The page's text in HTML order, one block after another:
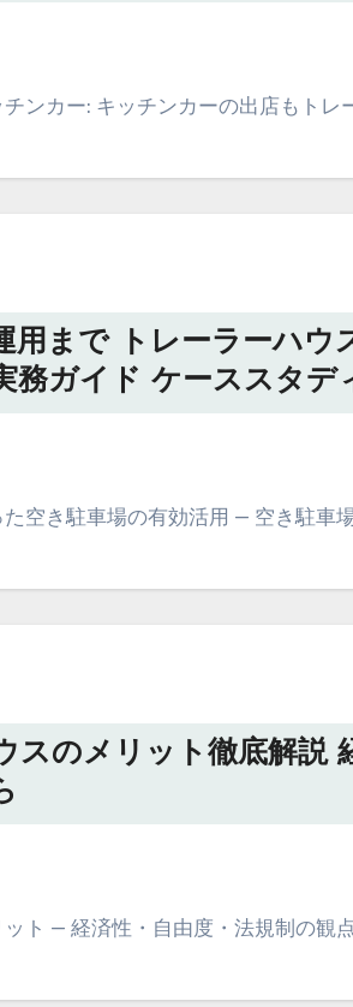
ンカー: キッチンカーの出店もトレ
用まで トレーラーハウ
務ガイド ケーススタデ
た空き駐車場の有効活用 — 空き駐車
スのメリット徹底解説
ット — 経済性・自由度・法規制の観